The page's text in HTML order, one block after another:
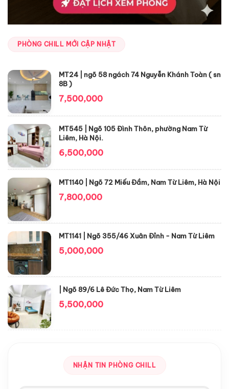
PHÒNG CHILL MỚI CẬP NHẬT
MT24 | ngõ 58 ngách 74 Nguyễn Khánh Toàn ( sn
8B )
7,500,000
MT545 | Ngõ 105 Đình Thôn, phường Nam Từ
Liêm, Hà Nội.
6,500,000
MT1140 | Ngõ 72 Miếu Đầm, Nam Từ Liêm, Hà Nội
7,800,000
MT1141 | Ngõ 355/46 Xuân Đỉnh - Nam Từ Liêm
5,000,000
| Ngõ 89/6 Lê Đức Thọ, Nam Từ Liêm
5,500,000
NHẬN TIN PHÒNG CHILL